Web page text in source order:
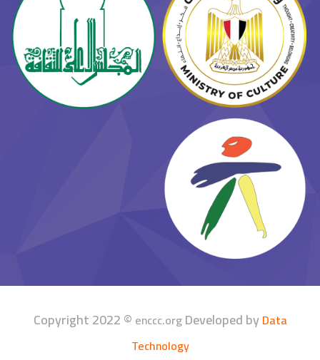
Copyright 2022 ©enccc.orgDeveloped byData
Technology